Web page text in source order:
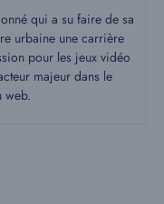
qui a su faire de sa
urbaine une carrière
pour les jeux vidéo
majeur dans le
web.